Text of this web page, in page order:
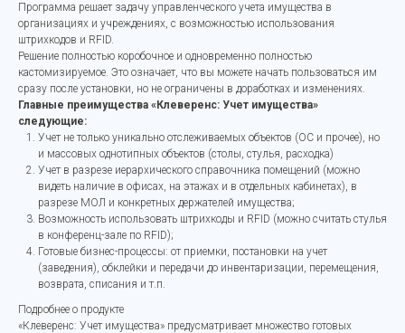
Программа решает задачу управленческого учета имущества в
организациях и учреждениях, с возможностью использования
штрихкодов и RFID.
Решение полностью коробочное и одновременно полностью
кастомизируемое. Это означает, что вы можете начать пользоваться им
сразу после установки, но не ограничены в доработках и изменениях.
Главные преимущества «Клеверенс: Учет имущества»
следующие:
Учет не только уникально отслеживаемых объектов (ОС и прочее), но
и массовых однотипных объектов (столы, стулья, расходка)
Учет в разрезе иерархического справочника помещений (можно
видеть наличие в офисах, на этажах и в отдельных кабинетах), в
разрезе МОЛ и конкретных держателей имущества;
Возможность использовать штрихкоды и RFID (можно считать стулья
в конференц-зале по RFID);
Готовые бизнес-процессы: от приемки, постановки на учет
(заведения), обклейки и передачи до инвентаризации, перемещения,
возврата, списания и т.п.
Подробнее о продукте
«Клеверенс: Учет имущества» предусматривает множество готовых